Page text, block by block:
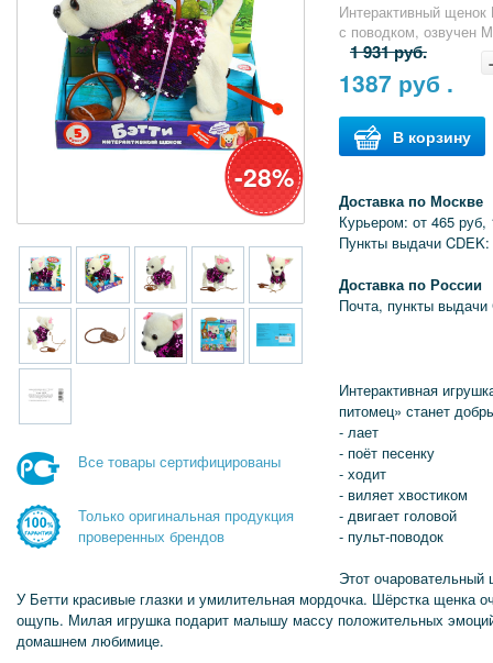
-28%
Все товары сертифицированы
Только оригинальная продукция
проверенных брендов
Интерактивный
с поводком, озвучен
1 931 руб.
1387 руб .
В корзину
Доставка по Москве
Курьером: от 465 руб,
Пункты выдачи
Доставка по России
Почта, пункты выдачи
Интерактивная
питомец» станет
- лает
- поёт песенку
- ходит
- виляет хвостиком
- двигает головой
- пульт-поводок
Этот
У Бетти красивые глазки и умилительная мордочка. Шёрстка щенка
ощупь. Милая игрушка подарит малышу массу положительных
домашнем любимице.